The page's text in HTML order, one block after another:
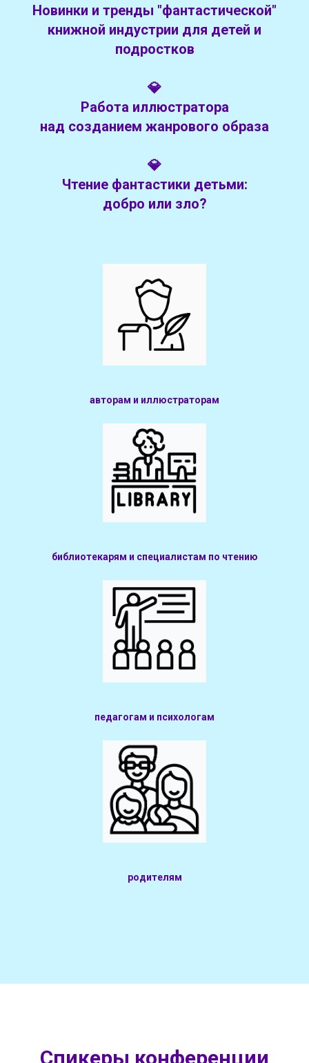
Новинки и тренды "фантастической"
книжной индустрии для детей и
подростков
💎
Работа иллюстратора
над созданием жанрового образа
💎
Чтение фантастики детьми:
добро или зло?
авторам и иллюстраторам
библиотекарям и специалистам по чтению
педагогам и психологам
родителям
Спикеры конференции